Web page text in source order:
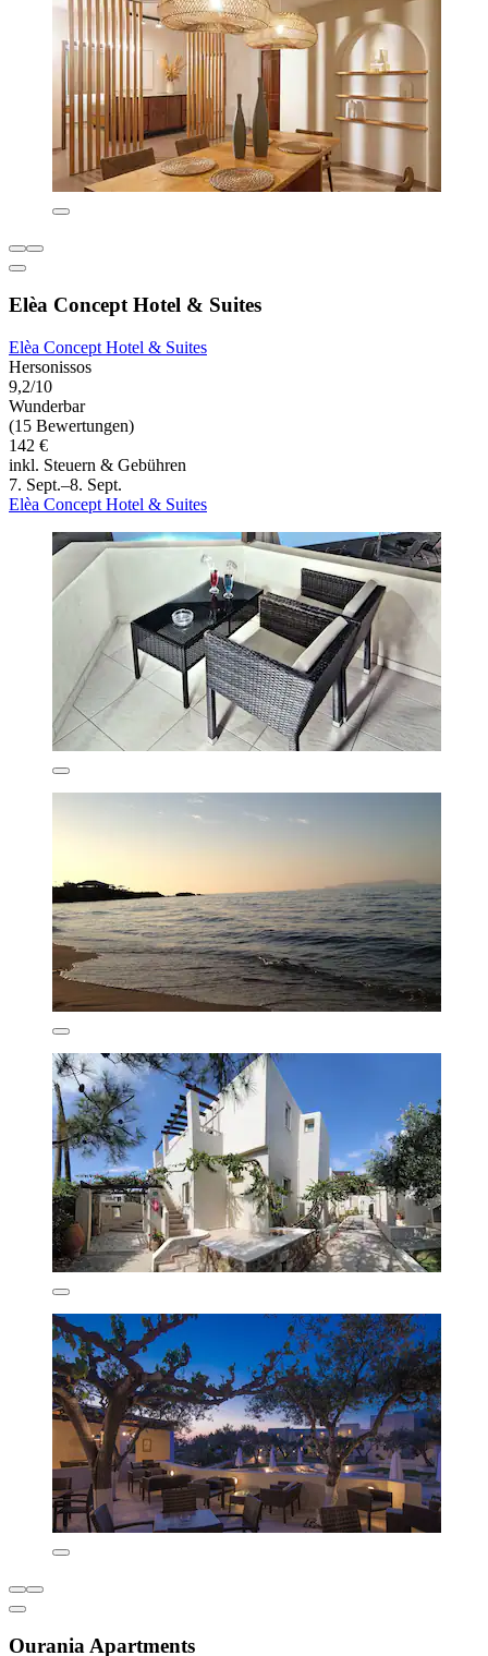
Elèa Concept Hotel & Suites
Elèa Concept Hotel & Suites
Hersonissos
9,2/10
Wunderbar
(15 Bewertungen)
142 €
inkl. Steuern & Gebühren
7. Sept.–8. Sept.
Elèa Concept Hotel & Suites
Ourania Apartments